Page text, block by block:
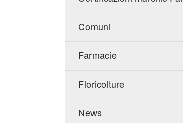
Comuni
Farmacie
Floricolture
News